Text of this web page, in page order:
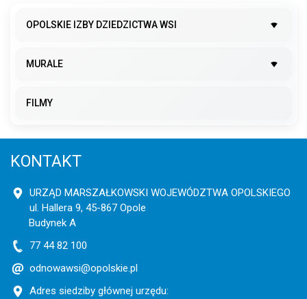
OPOLSKIE IZBY DZIEDZICTWA WSI
MURALE
FILMY
KONTAKT
URZĄD MARSZAŁKOWSKI WOJEWÓDZTWA OPOLSKIEGO
ul. Hallera 9, 45-867 Opole
Budynek A
77 44 82 100
odnowawsi@opolskie.pl
Adres siedziby głównej urzędu: